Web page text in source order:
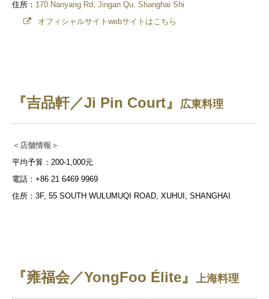
住所： 170 Nanyang Rd, Jingan Qu, Shanghai Shi
オフィシャルサイトwebサイトはこちら
『吉品軒／Ji Pin Court』 広東料理
＜店舗情報＞
平均予算：200-1,000元
電話：+86 21 6469 9969
住所：3F, 55 SOUTH WULUMUQI ROAD, XUHUI, SHANGHAI
『雍福会／YongFoo Élite』 上海料理